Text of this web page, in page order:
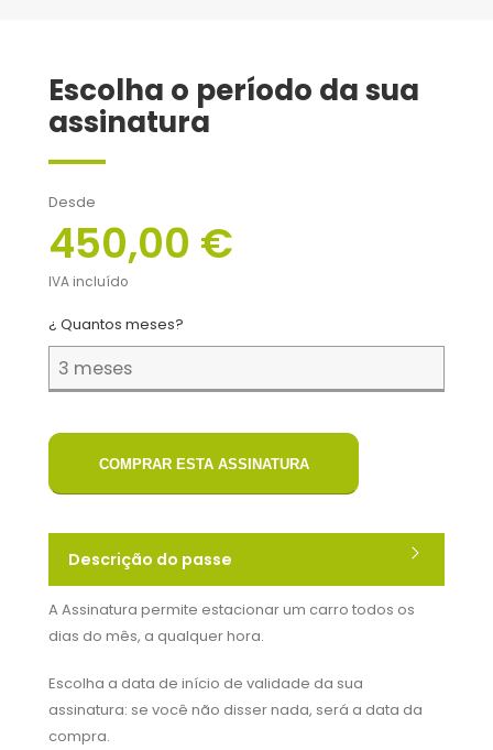
Escolha o período da sua
assinatura
Desde
450,00 €
IVA incluído
¿ Quantos meses?
COMPRAR ESTA ASSINATURA
Descrição do passe
A Assinatura permite estacionar um carro todos os
dias do mês, a qualquer hora.
Escolha a data de início de validade da sua
assinatura: se você não disser nada, será a data da
compra.